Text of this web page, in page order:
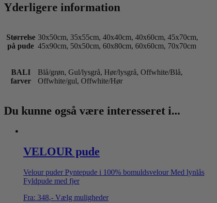
Yderligere information
Størrelse
på pude
30x50cm, 35x55cm, 40x40cm, 40x60cm, 45x70cm,
45x90cm, 50x50cm, 60x80cm, 60x60cm, 70x70cm
BALI
farver
Blå/grøn, Gul/lysgrå, Hør/lysgrå, Offwhite/Blå,
Offwhite/gul, Offwhite/Hør
Du kunne også være interesseret i...
VELOUR pude
Velour puder Pyntepude i 100% bomuldsvelour Med lynlås
Fyldpude med fjer
Fra: 348,- Vælg muligheder